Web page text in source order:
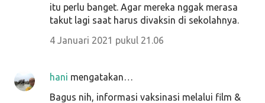
itu perlu banget. Agar mereka nggak merasa
takut lagi saat harus divaksin di sekolahnya.
4 Januari 2021 pukul 21.06
hani mengatakan…
Bagus nih, informasi vaksinasi melalui film &